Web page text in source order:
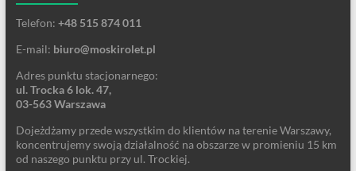
Telefon: +48 515 874 011
E-mail: biuro@moskirolet.pl
Adres punktu stacjonarnego:
ul. Trocka 6 lok. 47,
03-563 Warszawa
Dojeżdżamy przede wszystkim do klientów na terenie Warszawy,
koncentrujemy swoją działalność na obszarze w promieniu 15 km
od naszego punktu przy ul. Trockiej.